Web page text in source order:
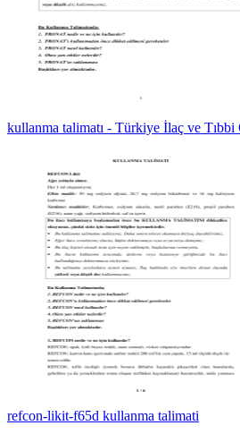
kullanma talimatı - Türkiye İlaç ve
refcon-likit-f65d kullanma talimati